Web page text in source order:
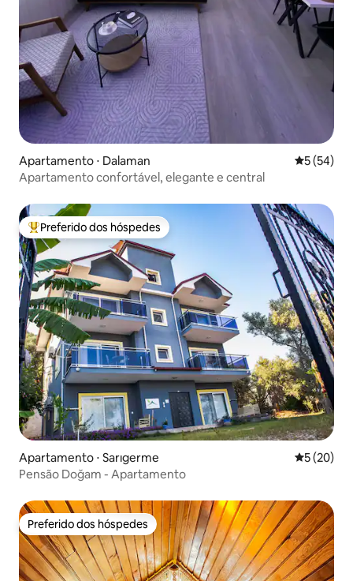
Apartamento ⋅ Dalaman 5 de uma
5 (54)
Apartamento confortável, elegante e central
Entre os melhores preferidos dos hóspedes
Preferido dos hóspedes
Apartamento ⋅ Sarıgerme 5 de uma
5 (20)
Pensão Doğam - Apartamento
Preferido dos hóspedes
Preferido dos hóspedes